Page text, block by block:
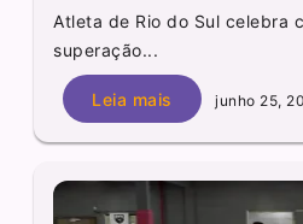
Atleta de Rio do Sul celebra
superação...
Leia mais junho 25,